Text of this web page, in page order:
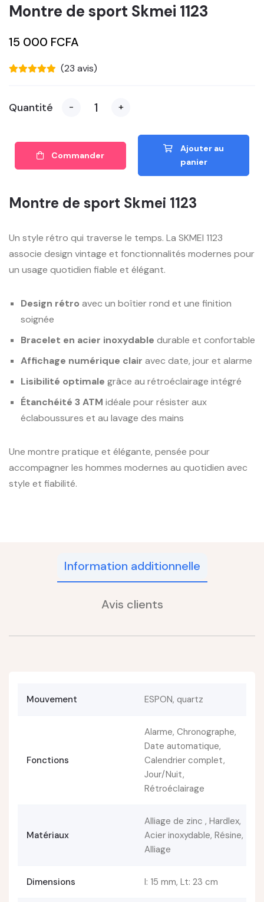
Montre de sport Skmei 1123
15 000 FCFA
(23 avis)
Quantité - +
Commander
Ajouter au
panier
Montre de sport Skmei 1123
Un style rétro qui traverse le temps. La SKMEI 1123
associe design vintage et fonctionnalités modernes pour
un usage quotidien fiable et élégant.
Design rétro avec un boîtier rond et une finition
soignée
Bracelet en acier inoxydable durable et confortable
Affichage numérique clair avec date, jour et alarme
Lisibilité optimale grâce au rétroéclairage intégré
Étanchéité 3 ATM idéale pour résister aux
éclaboussures et au lavage des mains
Une montre pratique et élégante, pensée pour
accompagner les hommes modernes au quotidien avec
style et fiabilité.
Information additionnelle
Avis clients
Mouvement ESPON, quartz
Fonctions
Alarme, Chronographe,
Date automatique,
Calendrier complet,
Jour/Nuit,
Rétroéclairage
Matériaux
Alliage de zinc , Hardlex,
Acier inoxydable, Résine,
Alliage
Dimensions l: 15 mm, Lt: 23 cm